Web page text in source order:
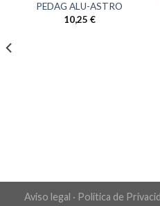
PEDAG ALU-ASTRO
10,25 €
Aviso legal · Política de